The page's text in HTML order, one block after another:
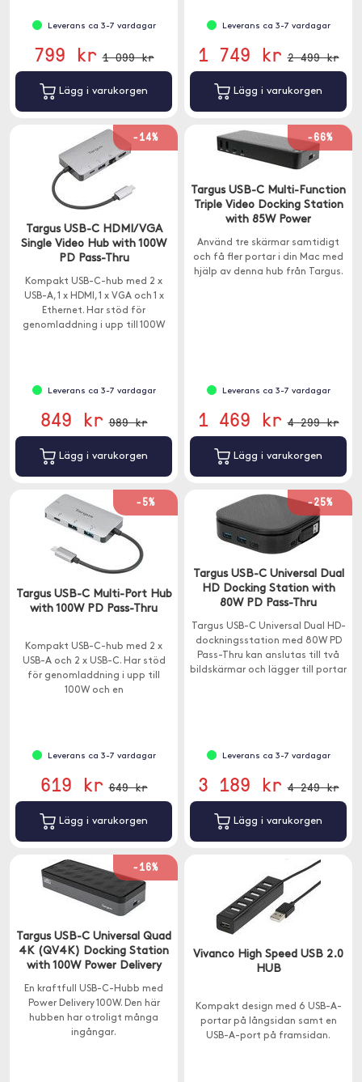
Leverans ca 3-7 vardagar
799 kr 1 099 kr
Lägg i varukorgen
Leverans ca 3-7 vardagar
1 749 kr 2 499 kr
Lägg i varukorgen
-14%
Targus USB-C HDMI/VGA
Single Video Hub with 100W
PD Pass-Thru
Kompakt USB-C-hub med 2 x
USB-A, 1 x HDMI, 1 x VGA och 1 x
Ethernet. Har stöd för
genomladdning i upp till 100W
Leverans ca 3-7 vardagar
849 kr 989 kr
Lägg i varukorgen
-66%
Targus USB-C Multi-Function
Triple Video Docking Station
with 85W Power
Använd tre skärmar samtidigt
och få fler portar i din Mac med
hjälp av denna hub från Targus.
Leverans ca 3-7 vardagar
1 469 kr 4 299 kr
Lägg i varukorgen
-5%
Targus USB-C Multi-Port Hub
with 100W PD Pass-Thru
Kompakt USB-C-hub med 2 x
USB-A och 2 x USB-C. Har stöd
för genomladdning i upp till
100W och en
Leverans ca 3-7 vardagar
619 kr 649 kr
Lägg i varukorgen
-25%
Targus USB-C Universal Dual
HD Docking Station with
80W PD Pass-Thru
Targus USB-C Universal Dual HD-
dockningsstation med 80W PD
Pass-Thru kan anslutas till två
bildskärmar och lägger till portar
Leverans ca 3-7 vardagar
3 189 kr 4 249 kr
Lägg i varukorgen
-16%
Targus USB-C Universal Quad
4K (QV4K) Docking Station
with 100W Power Delivery
En kraftfull USB-C-Hubb med
Power Delivery 100W. Den här
hubben har otroligt många
ingångar.
Vivanco High Speed USB 2.0
HUB
Kompakt design med 6 USB-A-
portar på långsidan samt en
USB-A-port på framsidan.